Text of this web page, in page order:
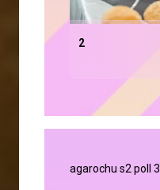
2
agarochu s2 poll 3